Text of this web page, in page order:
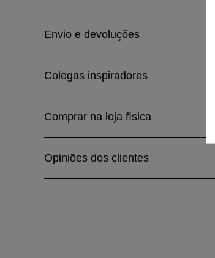
Envio e devoluções
Colegas inspiradores
Comprar na loja física
Opiniões dos clientes